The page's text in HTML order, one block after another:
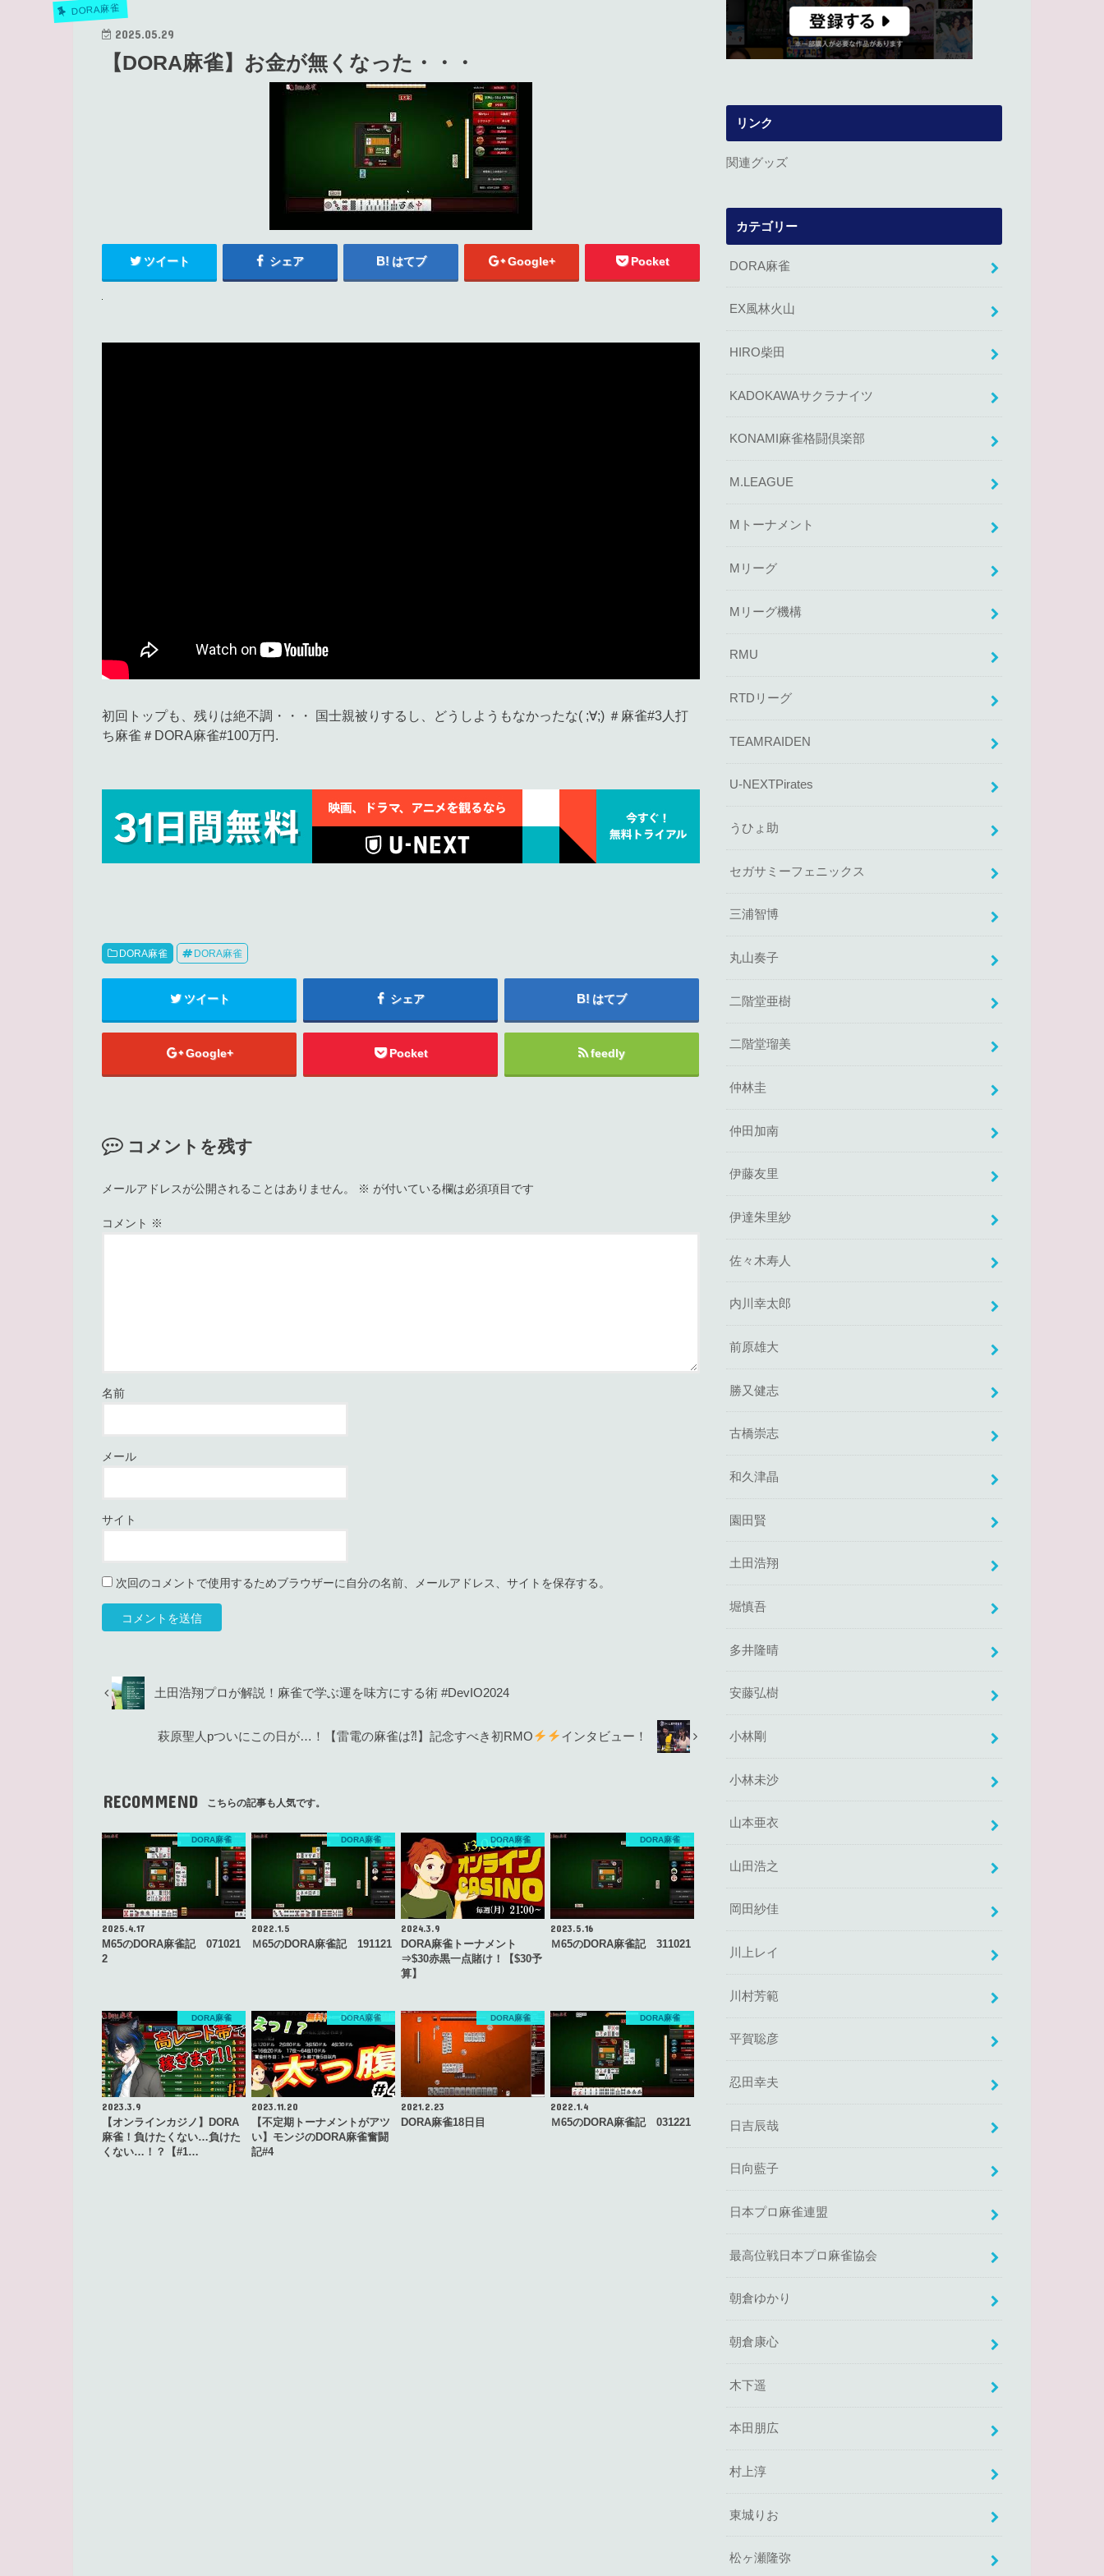
DORA麻雀
2025.05.29
【DORA麻雀】お金が無くなった・・・
ツイート シェア はてブ Google+ Pocket
初回トップも、残りは絶不調・・・ 国士親被りするし、どうしようもなかったな( ;∀;) ＃麻雀#3人打
ち麻雀＃DORA麻雀#100万円.
DORA麻雀 DORA麻雀
ツイート シェア はてブ
Google+ Pocket feedly
コメントを残す
メールアドレスが公開されることはありません。 ※ が付いている欄は必須項目です
コメント ※
名前
メール
サイト
次回のコメントで使用するためブラウザーに自分の名前、メールアドレス、サイトを保存する。
土田浩翔プロが解説！麻雀で学ぶ運を味方にする術 #DevIO2024
萩原聖人pついにこの日が…！【雷電の麻雀は⁈】記念すべき初RMO インタビュー！
RECOMMEND こちらの記事も人気です。
DORA麻雀
2025.4.17
M65のDORA麻雀記 071021
2
DORA麻雀
2022.1.5
Ｍ65のDORA麻雀記 191121
DORA麻雀
2024.3.9
DORA麻雀トーナメント
⇒$30赤黒一点賭け！【$30予
算】
DORA麻雀
2023.5.16
Ｍ65のDORA麻雀記 311021
DORA麻雀
2023.3.9
【オンラインカジノ】DORA
麻雀！負けたくない…負けた
くない…！？【#1…
DORA麻雀
2023.11.20
【不定期トーナメントがアツ
い】モンジのDORA麻雀奮闘
記#4
DORA麻雀
2021.2.23
DORA麻雀18日目
DORA麻雀
2022.1.4
Ｍ65のDORA麻雀記 031221
リンク
関連グッズ
カテゴリー
DORA麻雀
EX風林火山
HIRO柴田
KADOKAWAサクラナイツ
KONAMI麻雀格闘倶楽部
M.LEAGUE
Mトーナメント
Mリーグ
Mリーグ機構
RMU
RTDリーグ
TEAMRAIDEN
U-NEXTPirates
うひょ助
セガサミーフェニックス
三浦智博
丸山奏子
二階堂亜樹
二階堂瑠美
仲林圭
仲田加南
伊藤友里
伊達朱里紗
佐々木寿人
内川幸太郎
前原雄大
勝又健志
古橋崇志
和久津晶
園田賢
土田浩翔
堀慎吾
多井隆晴
安藤弘樹
小林剛
小林未沙
山本亜衣
山田浩之
岡田紗佳
川上レイ
川村芳範
平賀聡彦
忍田幸夫
日吉辰哉
日向藍子
日本プロ麻雀連盟
最高位戦日本プロ麻雀協会
朝倉ゆかり
朝倉康心
木下遥
本田朋広
村上淳
東城りお
松ヶ瀬隆弥